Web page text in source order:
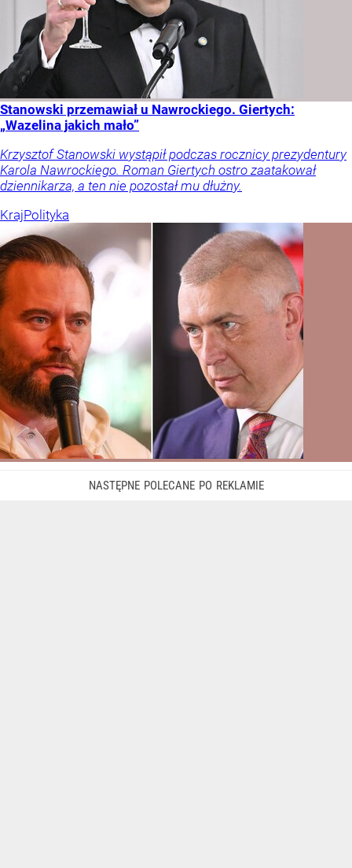
Stanowski przemawiał u Nawrockiego. Giertych:
„Wazelina jakich mało”
Krzysztof Stanowski wystąpił podczas rocznicy prezydentury
Karola Nawrockiego. Roman Giertych ostro zaatakował
dziennikarza, a ten nie pozostał mu dłużny.
KrajPolityka